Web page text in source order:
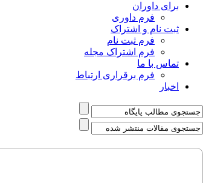
برای داوران
فرم داوری
ثبت نام و اشتراک
فرم ثبت نام
فرم اشتراک مجله
تماس با ما
فرم برقراری ارتباط
اخبار